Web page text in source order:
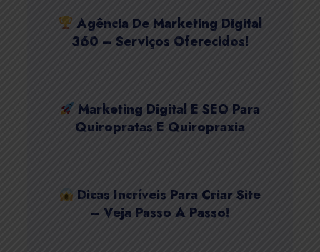
Agência De Marketing Digital
360 – Serviços Oferecidos!
Marketing Digital E SEO Para
Quiropratas E Quiropraxia
Dicas Incríveis Para Criar Site
– Veja Passo A Passo!